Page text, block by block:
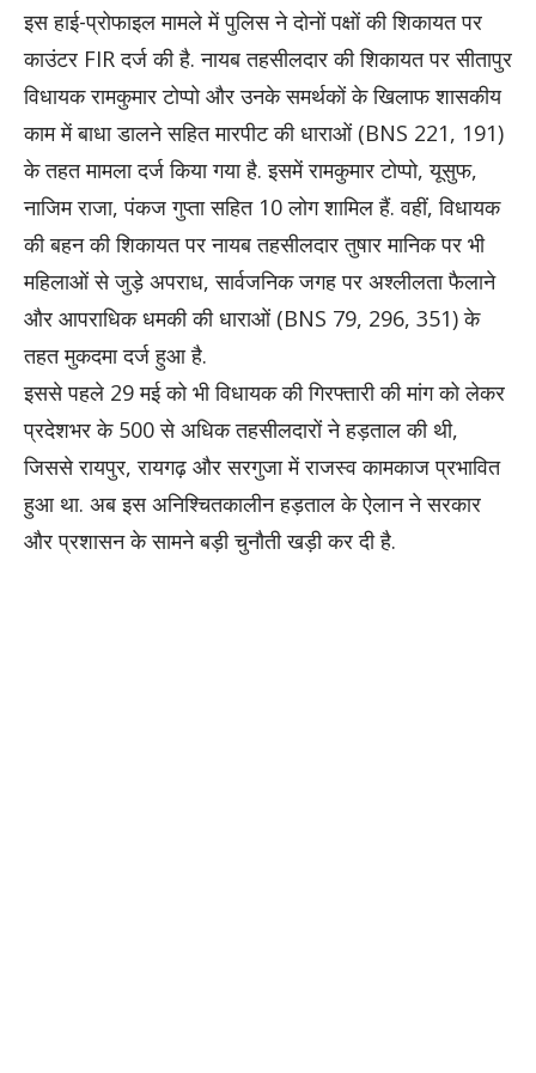
इस हाई-प्रोफाइल मामले में पुलिस ने दोनों पक्षों की शिकायत पर
काउंटर FIR दर्ज की है. नायब तहसीलदार की शिकायत पर सीतापुर
विधायक रामकुमार टोप्पो और उनके समर्थकों के खिलाफ शासकीय
काम में बाधा डालने सहित मारपीट की धाराओं (BNS 221, 191)
के तहत मामला दर्ज किया गया है. इसमें रामकुमार टोप्पो, यूसुफ,
नाजिम राजा, पंकज गुप्ता सहित 10 लोग शामिल हैं. वहीं, विधायक
की बहन की शिकायत पर नायब तहसीलदार तुषार मानिक पर भी
महिलाओं से जुड़े अपराध, सार्वजनिक जगह पर अश्लीलता फैलाने
और आपराधिक धमकी की धाराओं (BNS 79, 296, 351) के
तहत मुकदमा दर्ज हुआ है.
इससे पहले 29 मई को भी विधायक की गिरफ्तारी की मांग को लेकर
प्रदेशभर के 500 से अधिक तहसीलदारों ने हड़ताल की थी,
जिससे रायपुर, रायगढ़ और सरगुजा में राजस्व कामकाज प्रभावित
हुआ था. अब इस अनिश्चितकालीन हड़ताल के ऐलान ने सरकार
और प्रशासन के सामने बड़ी चुनौती खड़ी कर दी है.